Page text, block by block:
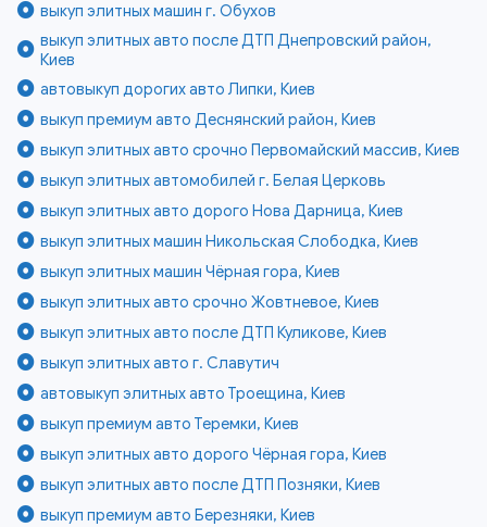
выкуп элитных машин г. Обухов
выкуп элитных авто после ДТП Днепровский район,
Киев
автовыкуп дорогих авто Липки, Киев
выкуп премиум авто Деснянский район, Киев
выкуп элитных авто срочно Первомайский массив, Киев
выкуп элитных автомобилей г. Белая Церковь
выкуп элитных авто дорого Нова Дарница, Киев
выкуп элитных машин Никольская Слободка, Киев
выкуп элитных машин Чёрная гора, Киев
выкуп элитных авто срочно Жовтневое, Киев
выкуп элитных авто после ДТП Куликове, Киев
выкуп элитных авто г. Славутич
автовыкуп элитных авто Троещина, Киев
выкуп премиум авто Теремки, Киев
выкуп элитных авто дорого Чёрная гора, Киев
выкуп элитных авто после ДТП Позняки, Киев
выкуп премиум авто Березняки, Киев